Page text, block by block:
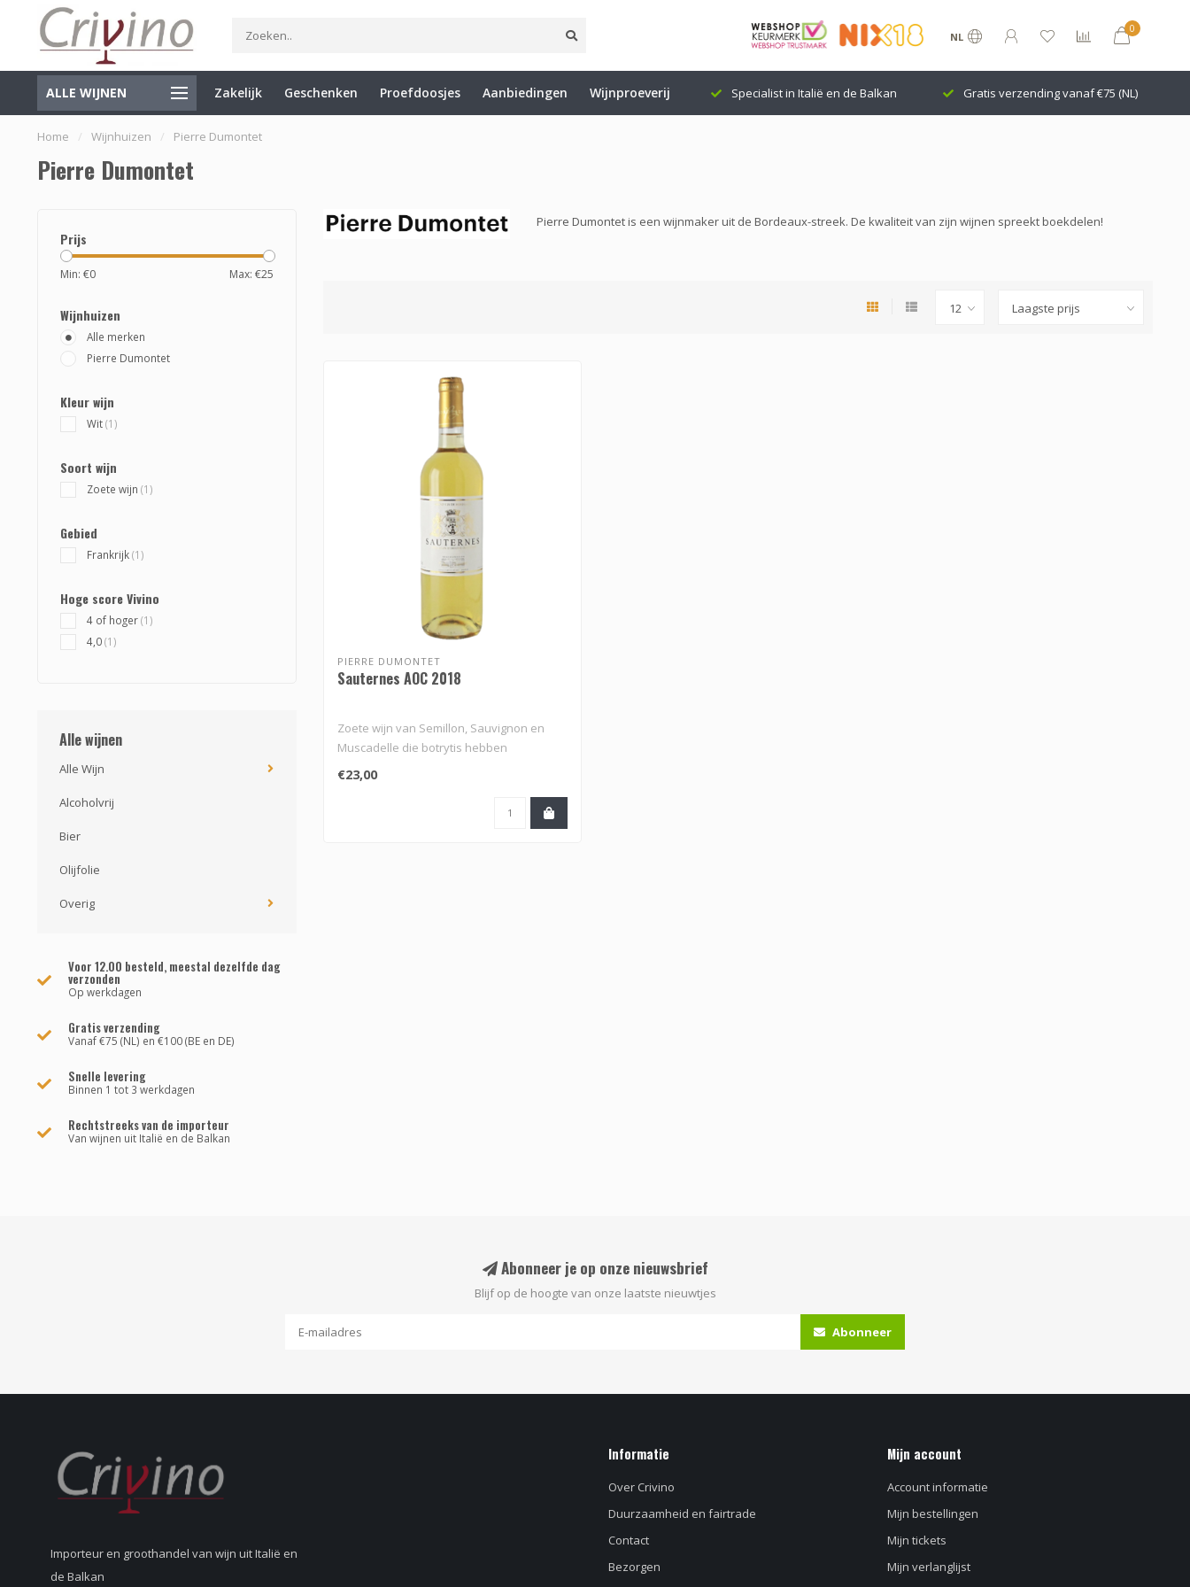
NL
0
ALLE WIJNEN Zakelijk Geschenken Proefdoosjes Aanbiedingen Wijnproeverij
Gratis verzending vanaf €75 (NL) Levering binnen 1 tot 3 werkdagen Importeur en groothandel van wijn Specialist in Italië en de Balkan Gratis verzending vanaf €75 (NL)
Home / Wijnhuizen / Pierre Dumontet
Pierre Dumontet
Prijs
Min: €0 Max: €25
Wijnhuizen
Alle merken
Pierre Dumontet
Kleur wijn
Wit(1)
Soort wijn
Zoete wijn (1)
Gebied
Frankrijk(1)
Hoge score Vivino
4 of hoger(1)
4,0(1)
Alle wijnen
Alle Wijn
Alcoholvrij
Bier
Olijfolie
Overig
Voor 12.00 besteld, meestal dezelfde dag
verzonden
Op werkdagen
Gratis verzending
Vanaf €75 (NL) en €100 (BE en DE)
Snelle levering
Binnen 1 tot 3 werkdagen
Rechtstreeks van de importeur
Van wijnen uit Italië en de Balkan
Pierre Dumontet is een wijnmaker uit de Bordeaux-streek. De kwaliteit van zijn wijnen spreekt boekdelen!
PIERRE DUMONTET
Sauternes AOC 2018
Zoete wijn van Semillon, Sauvignon en
Muscadelle die botrytis hebben
ondergaan u..
€23,00
Abonneer je op onze nieuwsbrief
Blijf op de hoogte van onze laatste nieuwtjes
Abonneer
Importeur en groothandel van wijn uit Italië en
de Balkan
Informatie
Over Crivino
Duurzaamheid en fairtrade
Contact
Bezorgen
Mijn account
Account informatie
Mijn bestellingen
Mijn tickets
Mijn verlanglijst